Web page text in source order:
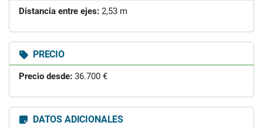
Distancia entre ejes: 2,53 m
PRECIO
Precio desde: 36.700 €
DATOS ADICIONALES